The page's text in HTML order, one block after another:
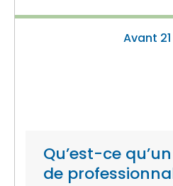
Avant
Qu’est-ce
de